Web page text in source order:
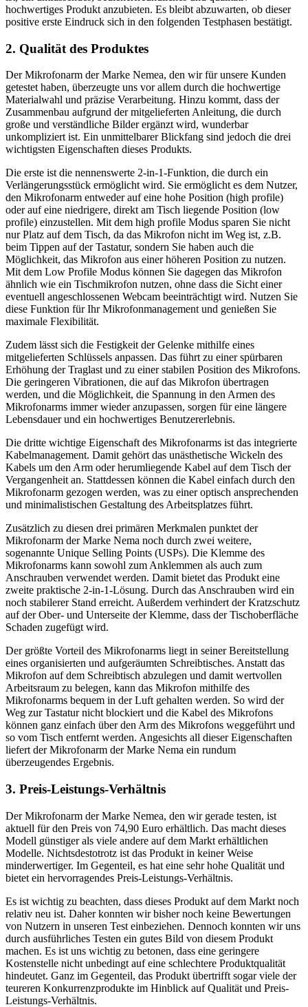
hochwertiges Produkt anzubieten. Es bleibt abzuwarten, ob dieser
positive erste Eindruck sich in den folgenden Testphasen bestätigt.
2. Qualität des Produktes
Der Mikrofonarm der Marke Nemea, den wir für unsere Kunden
getestet haben, überzeugte uns vor allem durch die hochwertige
Materialwahl und präzise Verarbeitung. Hinzu kommt, dass der
Zusammenbau aufgrund der mitgelieferten Anleitung, die durch
große und verständliche Bilder ergänzt wird, wunderbar
unkompliziert ist. Ein unmittelbarer Blickfang sind jedoch die drei
wichtigsten Eigenschaften dieses Produkts.
Die erste ist die nennenswerte 2-in-1-Funktion, die durch ein
Verlängerungsstück ermöglicht wird. Sie ermöglicht es dem Nutzer,
den Mikrofonarm entweder auf eine hohe Position (high profile)
oder auf eine niedrigere, direkt am Tisch liegende Position (low
profile) einzustellen. Mit dem high profile Modus sparen Sie nicht
nur Platz auf dem Tisch, da das Mikrofon nicht im Weg ist, z.B.
beim Tippen auf der Tastatur, sondern Sie haben auch die
Möglichkeit, das Mikrofon aus einer höheren Position zu nutzen.
Mit dem Low Profile Modus können Sie dagegen das Mikrofon
ähnlich wie ein Tischmikrofon nutzen, ohne dass die Sicht einer
eventuell angeschlossenen Webcam beeinträchtigt wird. Nutzen Sie
diese Funktion für Ihr Mikrofonmanagement und genießen Sie
maximale Flexibilität.
Zudem lässt sich die Festigkeit der Gelenke mithilfe eines
mitgelieferten Schlüssels anpassen. Das führt zu einer spürbaren
Erhöhung der Traglast und zu einer stabilen Position des Mikrofons.
Die geringeren Vibrationen, die auf das Mikrofon übertragen
werden, und die Möglichkeit, die Spannung in den Armen des
Mikrofonarms immer wieder anzupassen, sorgen für eine längere
Lebensdauer und ein hochwertiges Benutzererlebnis.
Die dritte wichtige Eigenschaft des Mikrofonarms ist das integrierte
Kabelmanagement. Damit gehört das unästhetische Wickeln des
Kabels um den Arm oder herumliegende Kabel auf dem Tisch der
Vergangenheit an. Stattdessen können die Kabel einfach durch den
Mikrofonarm gezogen werden, was zu einer optisch ansprechenden
und minimalistischen Gestaltung des Arbeitsplatzes führt.
Zusätzlich zu diesen drei primären Merkmalen punktet der
Mikrofonarm der Marke Nema noch durch zwei weitere,
sogenannte Unique Selling Points (USPs). Die Klemme des
Mikrofonarms kann sowohl zum Anklemmen als auch zum
Anschrauben verwendet werden. Damit bietet das Produkt eine
zweite praktische 2-in-1-Lösung. Durch das Anschrauben wird ein
noch stabilerer Stand erreicht. Außerdem verhindert der Kratzschutz
auf der Ober- und Unterseite der Klemme, dass der Tischoberfläche
Schaden zugefügt wird.
Der größte Vorteil des Mikrofonarms liegt in seiner Bereitstellung
eines organisierten und aufgeräumten Schreibtisches. Anstatt das
Mikrofon auf dem Schreibtisch abzulegen und damit wertvollen
Arbeitsraum zu belegen, kann das Mikrofon mithilfe des
Mikrofonarms bequem in der Luft gehalten werden. So wird der
Weg zur Tastatur nicht blockiert und die Kabel des Mikrofons
können ganz einfach über den Arm des Mikrofons weggeführt und
so vom Tisch entfernt werden. Angesichts all dieser Eigenschaften
liefert der Mikrofonarm der Marke Nema ein rundum
überzeugendes Ergebnis.
3. Preis-Leistungs-Verhältnis
Der Mikrofonarm der Marke Nemea, den wir gerade testen, ist
aktuell für den Preis von 74,90 Euro erhältlich. Das macht dieses
Modell günstiger als viele andere auf dem Markt erhältlichen
Modelle. Nichtsdestotrotz ist das Produkt in keiner Weise
minderwertiger. Im Gegenteil, es hat eine sehr hohe Qualität und
bietet ein hervorragendes Preis-Leistungs-Verhältnis.
Es ist wichtig zu beachten, dass dieses Produkt auf dem Markt noch
relativ neu ist. Daher konnten wir bisher noch keine Bewertungen
von Nutzern in unseren Test einbeziehen. Dennoch konnten wir uns
durch ausführliches Testen ein gutes Bild von diesem Produkt
machen. Es ist uns wichtig zu betonen, dass eine geringere
Kostenstelle nicht unbedingt auf eine schlechtere Produktqualität
hindeutet. Ganz im Gegenteil, das Produkt übertrifft sogar viele der
teureren Konkurrenzprodukte im Hinblick auf Qualität und Preis-
Leistungs-Verhältnis.